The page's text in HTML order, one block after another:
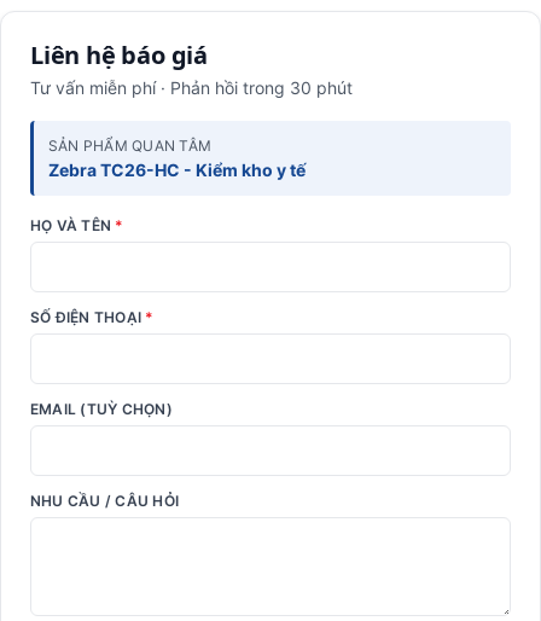
Liên hệ báo giá
Tư vấn miễn phí · Phản hồi trong 30 phút
SẢN PHẨM QUAN TÂM
Zebra TC26-HC - Kiểm kho y tế
HỌ VÀ TÊN *
SỐ ĐIỆN THOẠI *
EMAIL (TUỲ CHỌN)
NHU CẦU / CÂU HỎI